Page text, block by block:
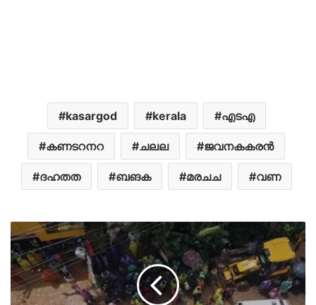
kasargod kerala എടഎ
കണടറനറ ചലല ജവനകകരൻ
ദഹതത ബങക മരചച വണ